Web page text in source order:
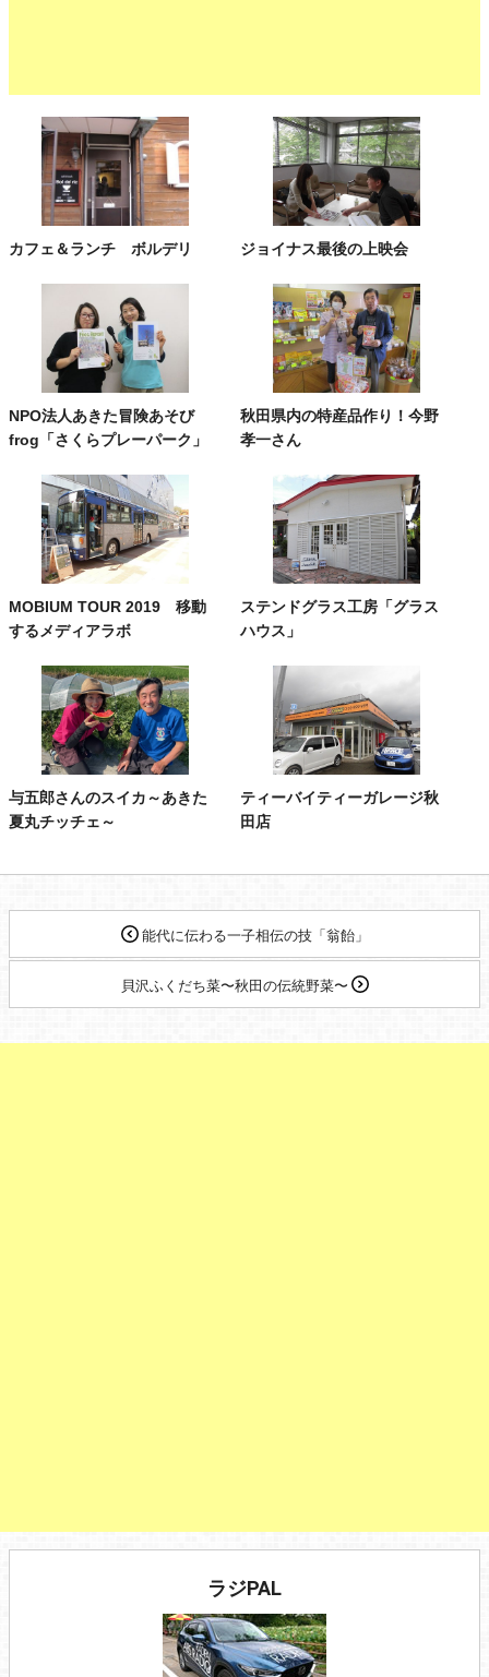
カフェ＆ランチ ボルデリ ジョイナス最後の上映会
NPO法人あきた冒険あそび
frog「さくらプレーパーク」
秋田県内の特産品作り！今野
孝一さん
MOBIUM TOUR 2019 移動
するメディアラボ
ステンドグラス工房「グラス
ハウス」
与五郎さんのスイカ～あきた
夏丸チッチェ～
ティーバイティーガレージ秋
田店
能代に伝わる一子相伝の技「翁飴」
貝沢ふくだち菜〜秋田の伝統野菜〜
ラジPAL